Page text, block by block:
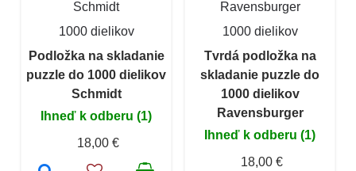
Schmidt
1000 dielikov
Podložka na skladanie
puzzle do 1000 dielikov
Schmidt
Ihneď k odberu (1)
18,00 €
Ravensburger
1000 dielikov
Tvrdá podložka na
skladanie puzzle do
1000 dielikov
Ravensburger
Ihneď k odberu (1)
18,00 €